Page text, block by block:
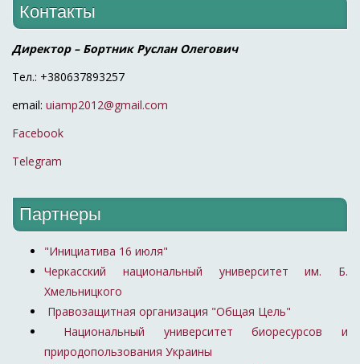
Контакты
Директор – Бортник Руслан Олегович
Тел.: +380637893257
email: uiamp2012@gmail.com
Facebook
Telegram
Партнеры
"Инициатива 16 июля"
Черкасский национальный университет им. Б.
Хмельницкого
Правозащитная организация "Общая Цель"
Национальный университет биоресурсов и
природопользования Украины